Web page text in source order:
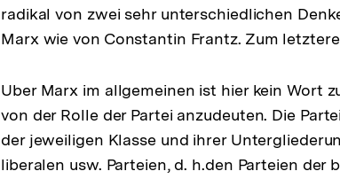
radikal von zwei sehr unterschiedlichen
Marx wie von Constantin Frantz. Zum
Uber Marx im allgemeinen ist hier kein Wort
von der Rolle der Partei anzudeuten. Die
der jeweiligen Klasse und ihrer
liberalen usw. Parteien, d. h.den Parteien